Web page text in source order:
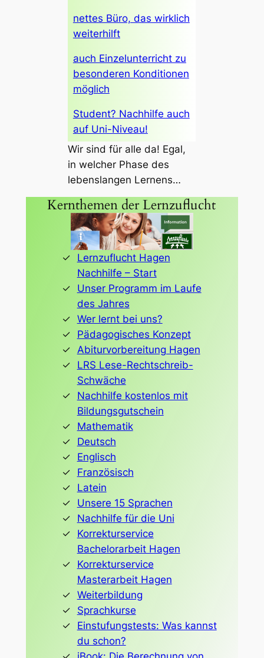
nettes Büro, das wirklich
weiterhilft
auch Einzelunterricht zu
besonderen Konditionen
möglich
Student? Nachhilfe auch
auf Uni-Niveau!
Wir sind für alle da! Egal,
in welcher Phase des
lebenslangen Lernens…
Kernthemen der Lernzuflucht
Lernzuflucht Hagen
Nachhilfe – Start
Unser Programm im Laufe
des Jahres
Wer lernt bei uns?
Pädagogisches Konzept
Abiturvorbereitung Hagen
LRS Lese-Rechtschreib-
Schwäche
Nachhilfe kostenlos mit
Bildungsgutschein
Mathematik
Deutsch
Englisch
Französisch
Latein
Unsere 15 Sprachen
Nachhilfe für die Uni
Korrekturservice
Bachelorarbeit Hagen
Korrekturservice
Masterarbeit Hagen
Weiterbildung
Sprachkurse
Einstufungstests: Was kannst
du schon?